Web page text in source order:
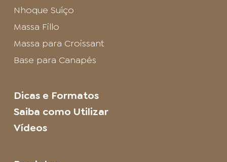
Nhoque Suíço
Massa Fillo
Massa para Croissant
Base para Canapés
Dicas e Formatos
Saiba como Utilizar
Vídeos